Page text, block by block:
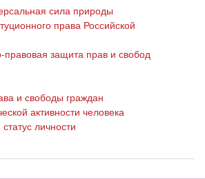
сила природы
права Российской
правовая защита прав и свобод
и свободы граждан
активности человека
личности